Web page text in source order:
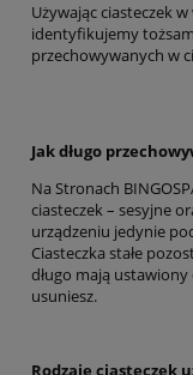
Używając ciasteczek
identyfikujemy
przechowywanych w
Jak długo
Na Stronach
ciasteczek – sesyjne
urządzeniu jedynie
Ciasteczka stałe
długo mają
usuniesz.
Rodzaje ciasteczek